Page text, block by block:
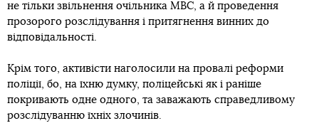
не тільки звільнення очільника МВС, а й проведення
прозорого розслідування і притягнення винних до
відповідальності.
Крім того, активісти наголосили на провалі реформи
поліції, бо, на їхню думку, поліцейські як і раніше
покривають одне одного, та заважають справедливому
розслідуванню їхніх злочинів.